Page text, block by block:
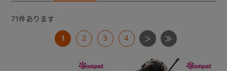
71件あります
1 2 3 4